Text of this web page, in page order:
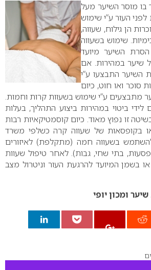
בו מוסר השיער מעל
העור ע”י שימוש
הן גילוח, שעווה,
שימוש בשעווה
השיער מיועד
שיער במהירות. אם
השיער התבצעו ע”י
סוכר ואו חוט, כיום
מתבצעים ע”י שימוש בשעוות קרות וחמות.
לידי ביטוי במהירות ביצוע התהליך, בעלות
זו נפוץ מאוד. כיום קוסמטיקאיות רבות
בקופסאות של שעווה קרה כשלפי משרד
בשעווה חמה (מתקלפת) לאיזורים
בתי שחי, גבות). לאחר טיפול שעוות
בשמן המיועד להרגעת העור וניטרול מצב
ומכון יופי